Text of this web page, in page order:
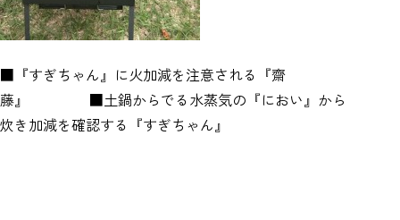
■『すぎちゃん』に火加減を注意される『齋
藤』 ■土鍋からでる水蒸気の『におい』から
炊き加減を確認する『すぎちゃん』